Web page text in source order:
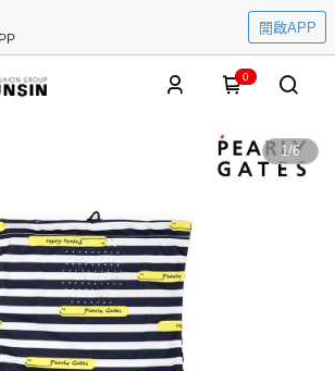
開啟APP
0
1/6